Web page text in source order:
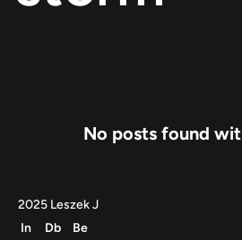
No posts found
2025 Leszek J
In
Db Be